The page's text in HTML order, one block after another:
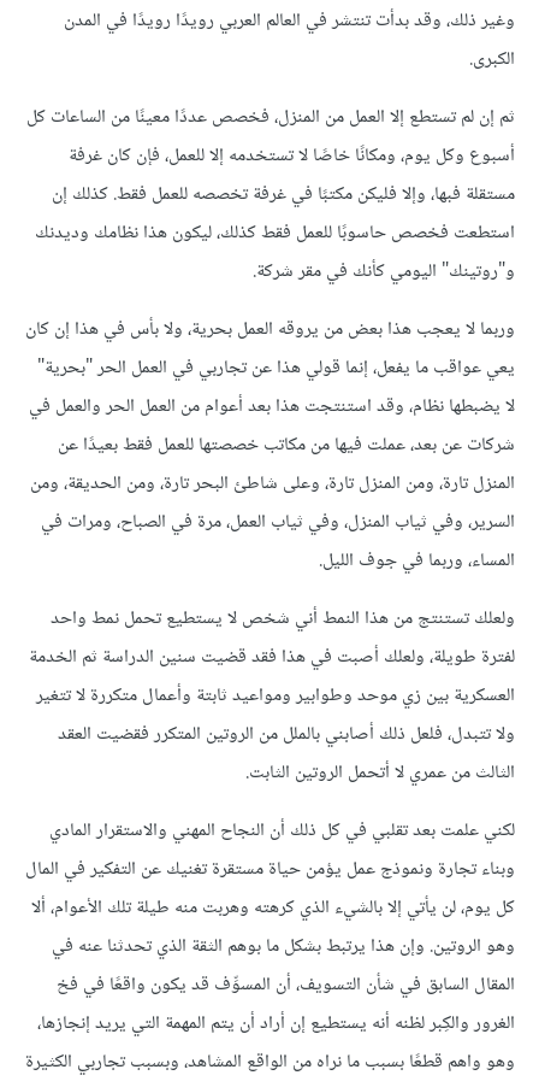
وغير ذلك، وقد بدأت تنتشر في العالم العربي رويدًا رويدًا في المدن
الكبرى.
ثم إن لم تستطع إلا العمل من المنزل، فخصص عددًا معينًا من الساعات كل
أسبوع وكل يوم، ومكانًا خاصًا لا تستخدمه إلا للعمل، فإن كان غرفة
مستقلة فبها، وإلا فليكن مكتبًا في غرفة تخصصه للعمل فقط. كذلك إن
استطعت فخصص حاسوبًا للعمل فقط كذلك، ليكون هذا نظامك وديدنك
و"روتينك" اليومي كأنك في مقر شركة.
وربما لا يعجب هذا بعض من يروقه العمل بحرية، ولا بأس في هذا إن كان
يعي عواقب ما يفعل، إنما قولي هذا عن تجاربي في العمل الحر "بحرية"
لا يضبطها نظام، وقد استنتجت هذا بعد أعوام من العمل الحر والعمل في
شركات عن بعد، عملت فيها من مكاتب خصصتها للعمل فقط بعيدًا عن
المنزل تارة، ومن المنزل تارة، وعلى شاطئ البحر تارة، ومن الحديقة، ومن
السرير، وفي ثياب المنزل، وفي ثياب العمل، مرة في الصباح، ومرات في
المساء، وربما في جوف الليل.
ولعلك تستنتج من هذا النمط أني شخص لا يستطيع تحمل نمط واحد
لفترة طويلة، ولعلك أصبت في هذا فقد قضيت سنين الدراسة ثم الخدمة
العسكرية بين زي موحد وطوابير ومواعيد ثابتة وأعمال متكررة لا تتغير
ولا تتبدل، فلعل ذلك أصابني بالملل من الروتين المتكرر فقضيت العقد
الثالث من عمري لا أتحمل الروتين الثابت.
لكني علمت بعد تقلبي في كل ذلك أن النجاح المهني والاستقرار المادي
وبناء تجارة ونموذج عمل يؤمن حياة مستقرة تغنيك عن التفكير في المال
كل يوم، لن يأتي إلا بالشيء الذي كرهته وهربت منه طيلة تلك الأعوام، ألا
وهو الروتين. وإن هذا يرتبط بشكل ما بوهم الثقة الذي تحدثنا عنه في
المقال السابق في شأن التسويف، أن المسوِّف قد يكون واقعًا في فخ
الغرور والكِبر لظنه أنه يستطيع إن أراد أن يتم المهمة التي يريد إنجازها،
وهو واهم قطعًا بسبب ما نراه من الواقع المشاهد، وبسبب تجاربي الكثيرة